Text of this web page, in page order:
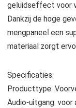
geluidseffect voor
Dankzij de hoge
mengpaneel een
materiaal zorgt
Specificaties:
Producttype:
Audio-uitgang: voor